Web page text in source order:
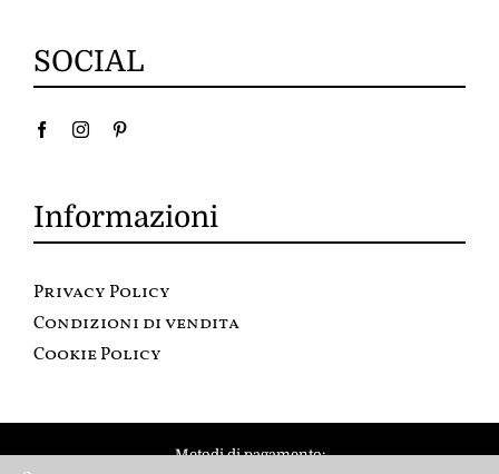
SOCIAL
Informazioni
Privacy Policy
Condizioni di vendita
Cookie Policy
Metodi di pagamento: